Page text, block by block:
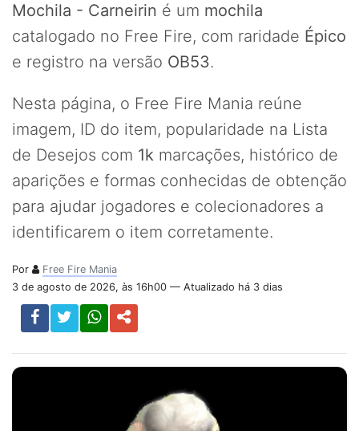
Mochila - Carneirin é um mochila
catalogado no Free Fire, com raridade Épico
e registro na versão OB53.
Nesta página, o Free Fire Mania reúne
imagem, ID do item, popularidade na Lista
de Desejos com 1k marcações, histórico de
aparições e formas conhecidas de obtenção
para ajudar jogadores e colecionadores a
identificarem o item corretamente.
Por
Free Fire Mania
3 de agosto de 2026, às 16h00 — Atualizado há 3 dias